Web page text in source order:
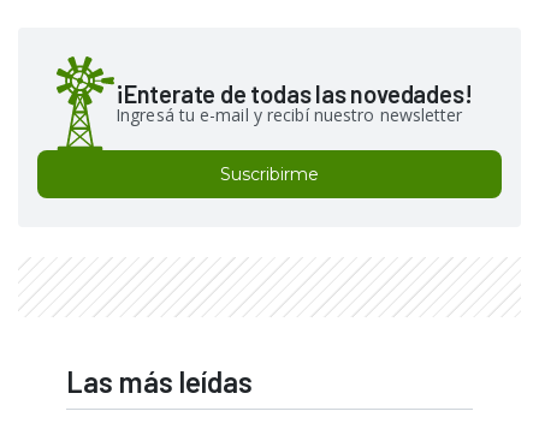
¡Enterate de todas las novedades!
Ingresá tu e-mail y recibí nuestro newsletter
Suscribirme
Las más leídas